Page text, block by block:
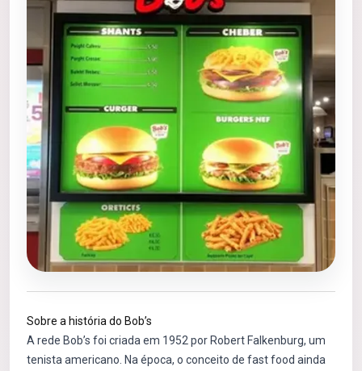
Sobre a história do Bob’s
A rede Bob’s foi criada em 1952 por Robert Falkenburg, um
tenista americano. Na época, o conceito de fast food ainda